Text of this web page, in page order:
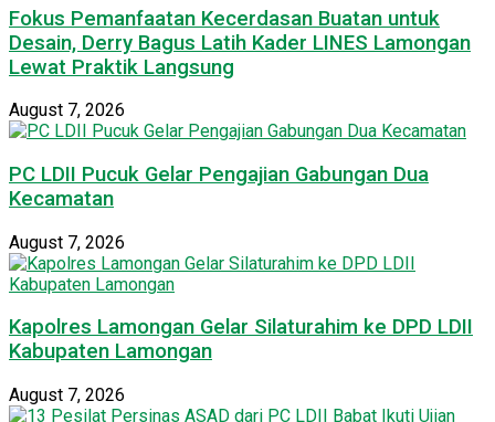
Fokus Pemanfaatan Kecerdasan Buatan untuk
Desain, Derry Bagus Latih Kader LINES Lamongan
Lewat Praktik Langsung
August 7, 2026
PC LDII Pucuk Gelar Pengajian Gabungan Dua
Kecamatan
August 7, 2026
Kapolres Lamongan Gelar Silaturahim ke DPD LDII
Kabupaten Lamongan
August 7, 2026